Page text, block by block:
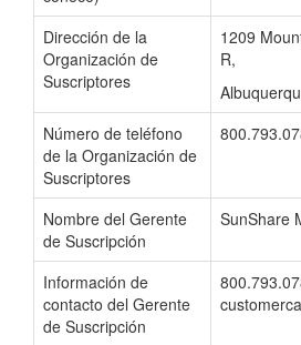
Dirección de la
Organización de
Suscriptores
1209
R,
Número de teléfono
de la Organización de
Suscriptores
Nombre del Gerente
de Suscripción
SunShare
Información de
contacto del Gerente
de Suscripción